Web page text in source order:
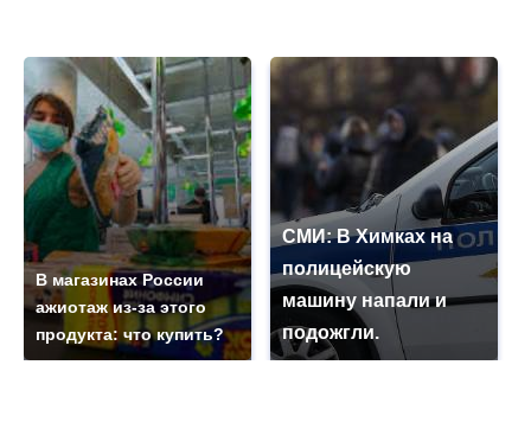
В магазинах России
ажиотаж из-за этого
продукта: что купить?
СМИ: В Химках на
полицейскую
машину напали и
подожгли.